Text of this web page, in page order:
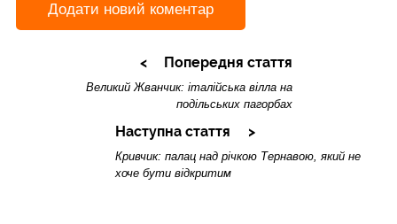
Додати новий коментар
Попередня стаття
Великий Жванчик: італійська вілла на
подільських пагорбах
Наступна стаття
Кривчик: палац над річкою Тернавою, який не
хоче бути відкритим